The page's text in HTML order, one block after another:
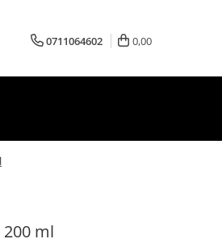
0711064602 0,00
ml